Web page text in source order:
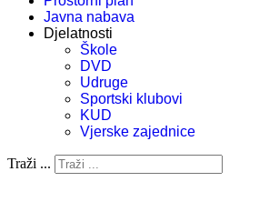
Javna nabava
Djelatnosti
Škole
DVD
Udruge
Sportski klubovi
KUD
Vjerske zajednice
Traži ...